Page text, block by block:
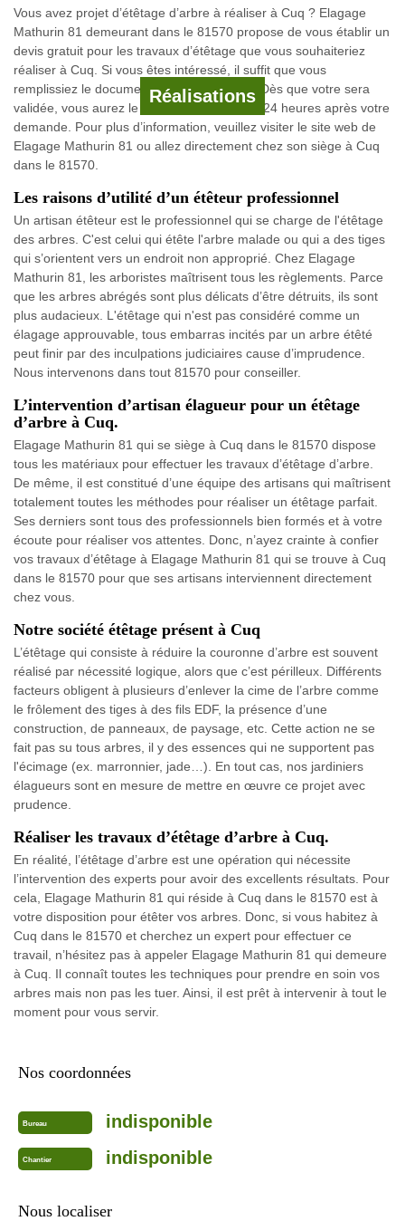
Réalisations
Vous avez projet d’étêtage d’arbre à réaliser à Cuq ? Elagage
Mathurin 81 demeurant dans le 81570 propose de vous établir un
devis gratuit pour les travaux d’étêtage que vous souhaiteriez
réaliser à Cuq. Si vous êtes intéressé, il suffit que vous
remplissiez le document pour la demande. Dès que votre sera
validée, vous aurez le devis dans moins de 24 heures après votre
demande. Pour plus d’information, veuillez visiter le site web de
Elagage Mathurin 81 ou allez directement chez son siège à Cuq
dans le 81570.
Les raisons d’utilité d’un étêteur professionnel
Un artisan étêteur est le professionnel qui se charge de l'étêtage
des arbres. C'est celui qui étête l'arbre malade ou qui a des tiges
qui s’orientent vers un endroit non approprié. Chez Elagage
Mathurin 81, les arboristes maîtrisent tous les règlements. Parce
que les arbres abrégés sont plus délicats d’être détruits, ils sont
plus audacieux. L'étêtage qui n'est pas considéré comme un
élagage approuvable, tous embarras incités par un arbre étêté
peut finir par des inculpations judiciaires cause d’imprudence.
Nous intervenons dans tout 81570 pour conseiller.
L’intervention d’artisan élagueur pour un étêtage
d’arbre à Cuq.
Elagage Mathurin 81 qui se siège à Cuq dans le 81570 dispose
tous les matériaux pour effectuer les travaux d’étêtage d’arbre.
De même, il est constitué d’une équipe des artisans qui maîtrisent
totalement toutes les méthodes pour réaliser un étêtage parfait.
Ses derniers sont tous des professionnels bien formés et à votre
écoute pour réaliser vos attentes. Donc, n’ayez crainte à confier
vos travaux d’étêtage à Elagage Mathurin 81 qui se trouve à Cuq
dans le 81570 pour que ses artisans interviennent directement
chez vous.
Notre société étêtage présent à Cuq
L’étêtage qui consiste à réduire la couronne d’arbre est souvent
réalisé par nécessité logique, alors que c’est périlleux. Différents
facteurs obligent à plusieurs d’enlever la cime de l’arbre comme
le frôlement des tiges à des fils EDF, la présence d’une
construction, de panneaux, de paysage, etc. Cette action ne se
fait pas su tous arbres, il y des essences qui ne supportent pas
l'écimage (ex. marronnier, jade…). En tout cas, nos jardiniers
élagueurs sont en mesure de mettre en œuvre ce projet avec
prudence.
Réaliser les travaux d’étêtage d’arbre à Cuq.
En réalité, l’étêtage d’arbre est une opération qui nécessite
l’intervention des experts pour avoir des excellents résultats. Pour
cela, Elagage Mathurin 81 qui réside à Cuq dans le 81570 est à
votre disposition pour étêter vos arbres. Donc, si vous habitez à
Cuq dans le 81570 et cherchez un expert pour effectuer ce
travail, n’hésitez pas à appeler Elagage Mathurin 81 qui demeure
à Cuq. Il connaît toutes les techniques pour prendre en soin vos
arbres mais non pas les tuer. Ainsi, il est prêt à intervenir à tout le
moment pour vous servir.
Nos coordonnées
Bureau indisponible
Chantier indisponible
Nous localiser